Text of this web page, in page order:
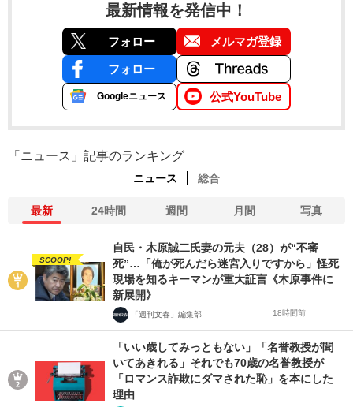
最新情報を発信中！
フォロー メルマガ登録
フォロー
Googleニュース 公式YouTube
「ニュース」記事のランキング
ニュース 総合
最新 24時間 週間 月間 写真
SCOOP!
自民・木原誠二氏妻の元夫（28）が“不審
死”…「俺が死んだら迷宮入りですから」怪死
現場を知るキーマンが重大証言《木原事件に
新展開》
「週刊文春」編集部 18時間前
「いい歳してみっともない」「名誉教授が聞
いてあきれる」それでも70歳の名誉教授が
「ロマンス詐欺にダマされた恥」を本にした
理由